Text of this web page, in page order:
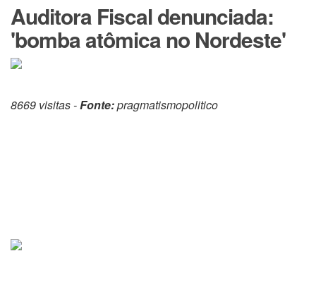
Auditora Fiscal denunciada:
'bomba atômica no Nordeste'
8669 visitas -Fonte:pragmatismopolitico